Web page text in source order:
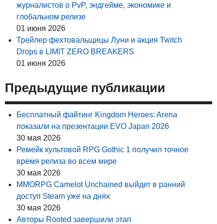
журналистов о PvP, эндгейме, экономике и
глобальном релизе
01 июня 2026
Трейлер фехтовальщицы Луни и акция Twitch
Drops в LIMIT ZERO BREAKERS
01 июня 2026
Предыдущие публикации
Бесплатный файтинг Kingdom Heroes: Arena
показали на презентации EVO Japan 2026
30 мая 2026
Ремейк культовой RPG Gothic 1 получил точное
время релиза во всем мире
30 мая 2026
MMORPG Camelot Unchained выйдет в ранний
доступ Steam уже на днях
30 мая 2026
Авторы Rooted завершили этап